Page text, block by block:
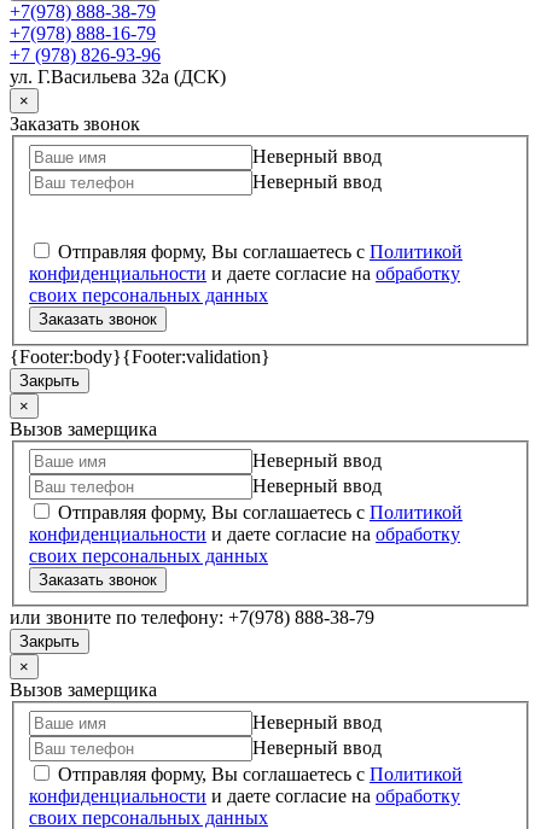
+7(978) 888-38-79
+7(978) 888-16-79
+7 (978) 826-93-96
ул. Г.Васильева 32а (ДСК)
×
Заказать звонок
Неверный ввод
Неверный ввод
Отправляя форму, Вы соглашаетесь с Политикой
конфиденциальности и даете согласие на обработку
своих персональных данных
Заказать звонок
{Footer:body}{Footer:validation}
Закрыть
×
Вызов замерщика
Неверный ввод
Неверный ввод
Отправляя форму, Вы соглашаетесь с Политикой
конфиденциальности и даете согласие на обработку
своих персональных данных
Заказать звонок
или звоните по телефону: +7(978) 888-38-79
Закрыть
×
Вызов замерщика
Неверный ввод
Неверный ввод
Отправляя форму, Вы соглашаетесь с Политикой
конфиденциальности и даете согласие на обработку
своих персональных данных